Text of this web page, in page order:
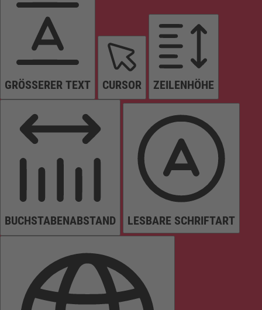
GRÖSSERER TEXT CURSOR ZEILENHÖHE
BUCHSTABENABSTAND LESBARE SCHRIFTART